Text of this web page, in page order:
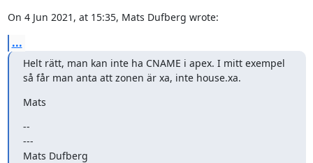
On 4 Jun 2021, at 15:35, Mats Dufberg wrote:
...
Helt rätt, man kan inte ha CNAME i apex. I mitt exempel
så får man anta att zonen är xa, inte house.xa.
Mats
--
---
Mats Dufberg